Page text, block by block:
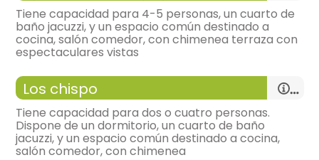
Tiene capacidad para 4-5 personas, un cuarto de
baño jacuzzi, y un espacio común destinado a
cocina, salón comedor, con chimenea terraza con
espectaculares vistas
salón comedor
- sofá-cama, sillas = 4, mesa de centro,
- tv,
- estufa de leña,
cocina
- cocina abierta al salón
Los chispo
Tiene capacidad para dos o cuatro personas.
Dispone de un dormitorio, un cuarto de baño
jacuzzi, y un espacio común destinado a cocina,
salón comedor, con chimenea